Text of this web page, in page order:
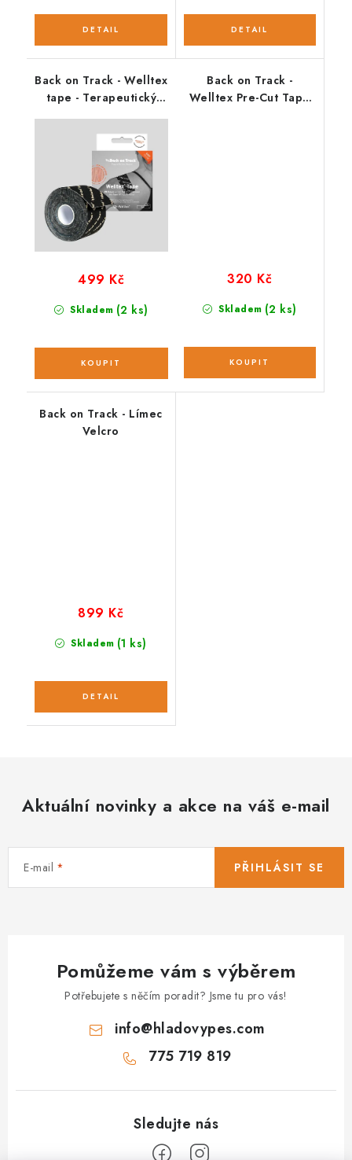
Back on Track - Welltex
tape - Terapeutický
Skladem (2 ks)
499 Kč
Back on Track -
Welltex Pre-Cut Tape
Skladem (2 ks)
320 Kč
Back on Track - Límec
Velcro
Skladem (1 ks)
899 Kč
Aktuální novinky a akce na váš e-mail
E-mail PŘIHLÁSIT SE
Pomůžeme vám s výběrem
Potřebujete s něčím poradit? Jsme tu pro vás!
info@hladovypes.com
775 719 819